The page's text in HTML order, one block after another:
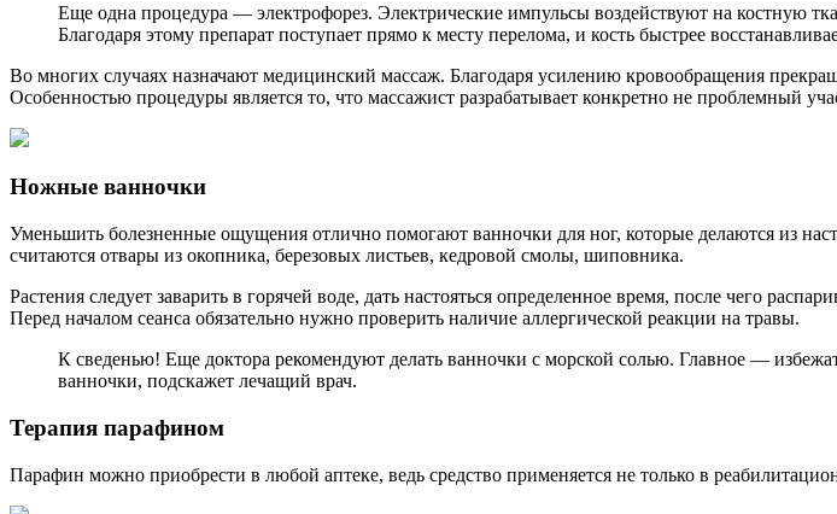
Еще одна процедура — электрофорез. Электрические импульсы воздействуют на костную
Благодаря этому препарат поступает прямо к месту перелома, и кость быстрее
Во многих случаях назначают медицинский массаж. Благодаря усилению кровообращения
Особенностью процедуры является то, что массажист разрабатывает конкретно не проблемный
Ножные ванночки
Уменьшить болезненные ощущения отлично помогают ванночки для ног, которые делаются из
считаются отвары из окопника, березовых листьев, кедровой смолы, шиповника.
Растения следует заварить в горячей воде, дать настояться определенное время, после чего
Перед началом сеанса обязательно нужно проверить наличие аллергической реакции на травы.
К сведенью! Еще доктора рекомендуют делать ванночки с морской солью. Главное —
ванночки, подскажет лечащий врач.
Терапия парафином
Парафин можно приобрести в любой аптеке, ведь средство применяется не только в